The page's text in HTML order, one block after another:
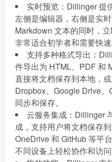
实时预览：Dillinger 提
左侧是编辑器，右侧是实
Markdown 文本的同时，
非常适合初学者和需要快速
支持多种格式导出：
件导出为 HTML、PDF 和
直接将文档保存到本地，
Dropbox、Google Drive
同步和保存。
云服务集成：Dillinger
成，支持用户将文档保存
OneDrive 和 GitHub 等平
不同设备上轻松协作和访问